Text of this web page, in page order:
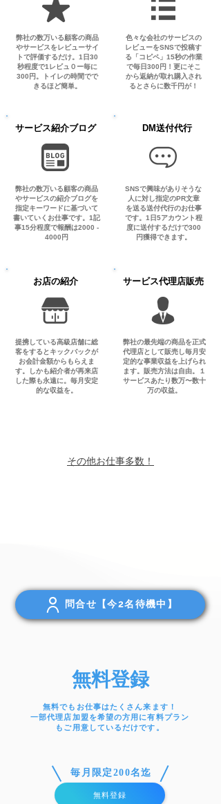
弊社の数万いる顧客の商品
やサービスをレビューサイ
トで評価するだけ。1日30
秒程度で1レビュ０ー毎に
300円。トイレの時間でで
きるほど簡単。
色々な会社のサービスの
レビューをSNSで投稿す
る「コピペ」15秒の作業
で毎日300円！更にそこ
から返納が取れ購入され
るとさらに数千円が！
サービス紹介ブログ
弊社の数万いる顧客の商品
やサービスの紹介ブログを
指定キーワードに基づいて
書いていくお仕事です。1記
事15分程度で報酬は2000 -
4000円
DM送付代行
SNSで興味がありそうな
人に対し指定のPR文章
を送る送付代行のお仕事
です。1日5アカウント程
度に送付するだけで300
円獲得できます。
お店の紹介
提携している高級店舗に総
客をするとキックバックが
お会計金額からもらえま
す。しかも紹介者が再来店
した際も永遠に。毎月安定
的な収益を。
サービス代理店販売
弊社の最先端の商品を正式
代理店として販売し毎月安
定的な事業収益を上げられ
ます。販売方法は自由。１
サービスあたり数万〜数十
万の収益。
その他お仕事多数！
問合せ【今2名待機中】
無料登録
無料でもお仕事はたくさん来ます！
一部代理店加盟を希望の方用に有料プラン
もご用意しているだけです。
毎月限定200名迄
無料登録